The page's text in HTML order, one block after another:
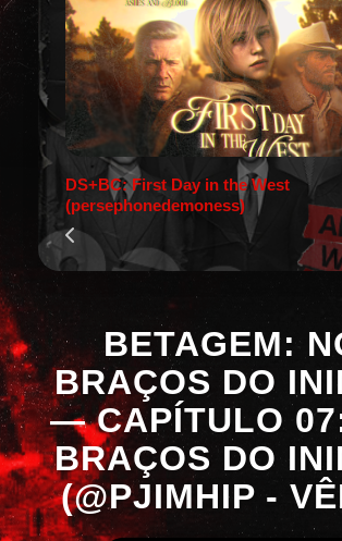
DS+BC: First Day in the West
(persephonedemoness)
BETAGEM:
BRAÇOS DO
— CAPÍTULO
BRAÇOS DO
(@PJIMHIP -